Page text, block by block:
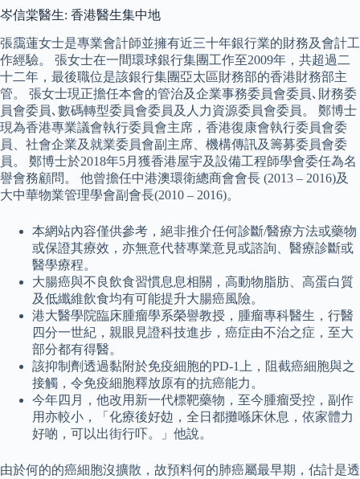
岑信棠醫生: 香港醫生集中地
張靄蓮女士是專業會計師並擁有近三十年銀行業的財務及會計工
作經驗。 張女士在一間環球銀行集團工作至2009年，共超過二
十二年，最後職位是該銀行集團亞太區財務部的香港財務部主
管。 張女士現正擔任本會的管治及企業事務委員會委員､財務委
員會委員､數碼轉型委員會委員及人力資源委員會委員。 鄭博士
現為香港專業議會執行委員會主席，香港復康會執行委員會委
員、社會企業及就業委員會副主席、機構傳訊及籌募委員會委
員。 鄭博士於2018年5月獲香港屋宇及設備工程師學會委任為名
譽會務顧問。 他曾擔任中港澳環衛總商會會長 (2013 – 2016)及
大中華物業管理學會副會長(2010 – 2016)。
本網站內容僅供參考，絕非推介任何診斷/醫療方法或藥物
或保證其療效，亦無意代替專業意見或諮詢、醫療診斷或
醫學療程。
大腸癌與不良飲食習慣息息相關，高動物脂肪、高蛋白質
及低纖維飲食均有可能提升大腸癌風險。
港大醫學院臨床腫瘤學系榮譽教授，腫瘤專科醫生，行醫
四分一世紀，親眼見證科技進步，癌症由不治之症，至大
部分都有得醫。
該抑制劑透過黏附於免疫細胞的PD-1上，阻截癌細胞與之
接觸，令免疫細胞釋放原有的抗癌能力。
今年四月，他改用新一代標靶藥物，至今腫瘤受控，副作
用亦較小，「化療後好攰，全日都攤喺床休息，依家體力
好啲，可以出街行吓。」他說。
由於何的的癌細胞沒擴散，故預料何的肺癌屬最早期，估計是透